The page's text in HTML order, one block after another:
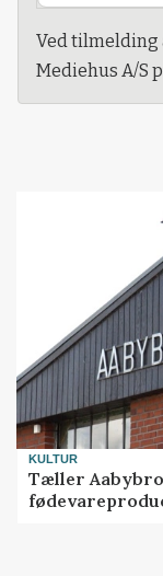
Ved tilmelding
Mediehus A/S
KULTUR
Tæller Aabybro